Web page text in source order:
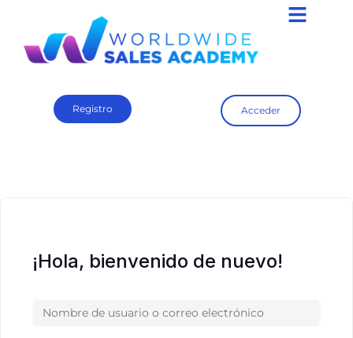
Registro Acceder
¡Hola, bienvenido de nuevo!